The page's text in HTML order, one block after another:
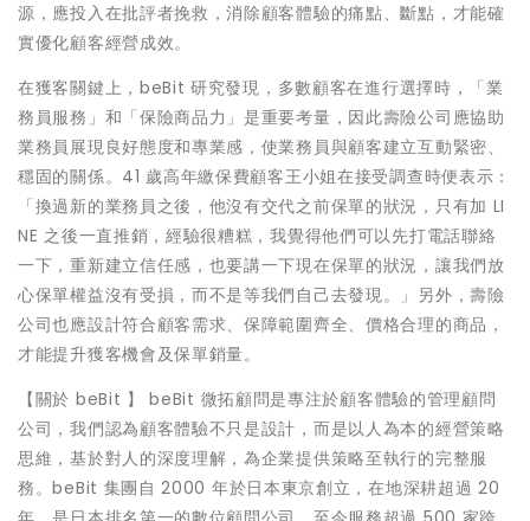
源，應投入在批評者挽救，消除顧客體驗的痛點、斷點，才能確
實優化顧客經營成效。
在獲客關鍵上，beBit 研究發現，多數顧客在進行選擇時，「業
務員服務」和「保險商品力」是重要考量，因此壽險公司應協助
業務員展現良好態度和專業感，使業務員與顧客建立互動緊密、
穩固的關係。41 歲高年繳保費顧客王小姐在接受調查時便表示：
「換過新的業務員之後，他沒有交代之前保單的狀況，只有加 LI
NE 之後一直推銷，經驗很糟糕，我覺得他們可以先打電話聯絡
一下，重新建立信任感，也要講一下現在保單的狀況，讓我們放
心保單權益沒有受損，而不是等我們自己去發現。」另外，壽險
公司也應設計符合顧客需求、保障範圍齊全、價格合理的商品，
才能提升獲客機會及保單銷量。
【關於 beBit 】 beBit 微拓顧問是專注於顧客體驗的管理顧問
公司，我們認為顧客體驗不只是設計，⽽是以⼈為本的經營策略
思維，基於對⼈的深度理解，為企業提供策略⾄執⾏的完整服
務。beBit 集團⾃ 2000 年於⽇本東京創立，在地深耕超過 20